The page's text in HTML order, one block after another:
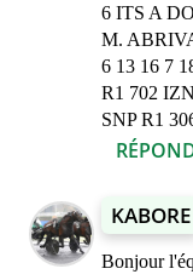
6 ITS A
M.
6 13 16 7
R1 702
SNP R1
KABORE
Bonjour